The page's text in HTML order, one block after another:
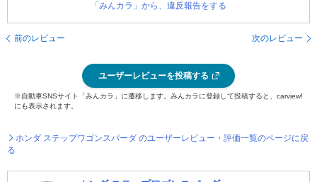
「みんカラ」から、違反報告をする
前のレビュー 次のレビュー
ユーザーレビューを投稿する
※自動車SNSサイト「みんカラ」に遷移します。みんカラに登録して投稿すると、carview!
にも表示されます。
ホンダ ステップワゴンスパーダ のユーザーレビュー・評価一覧のページに戻
る